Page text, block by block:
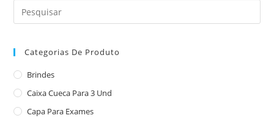
Categorias De Produto
Brindes
Caixa Cueca Para 3 Und
Capa Para Exames